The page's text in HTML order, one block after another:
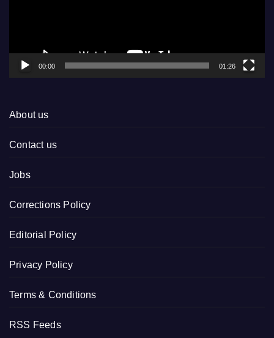
00:00 01:26
About us
Contact us
Jobs
Corrections Policy
Editorial Policy
Privacy Policy
Terms & Conditions
RSS Feeds